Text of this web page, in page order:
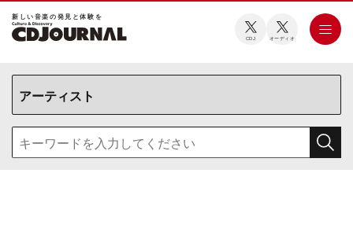
新しい⾳楽の発⾒と体験を
CDJ オーディオ